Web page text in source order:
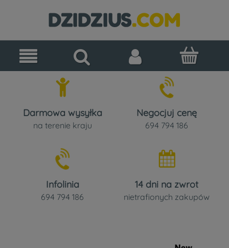
Darmowa wysyłka
na terenie kraju
Negocjuj cenę
694 794 186
Infolinia
694 794 186
14 dni na zwrot
nietrafionych zakupów